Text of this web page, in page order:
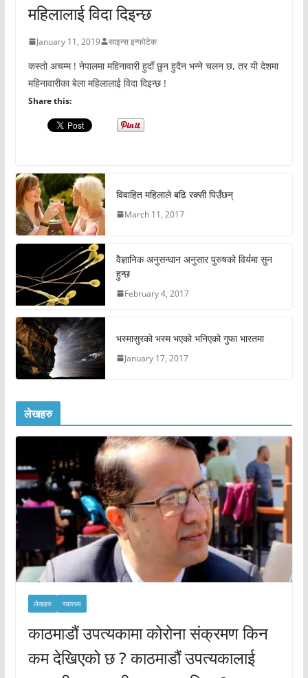
महिलालाई विदा दिइन्छ
January 11, 2019 साइन्स इन्फोटेक
कस्तो अचम्म ! नेपालमा महिनावारी हुदाँ छुन हुदैन भन्ने चलन छ, तर यी देशमा
महिनावारीका बेला महिलालाई विदा दिइन्छ !
Share this:
विवाहित महिलाले बढि रक्सी पिउँछन्
March 11, 2017
वैज्ञानिक अनुसन्धान अनुसार पुरुषको विर्यमा सुन
हुन्छ
February 4, 2017
भस्मासुरको भस्म भएको भनिएको गुफा भारतमा
January 17, 2017
लेखहरु
लेखहरु स्वास्थ्य
काठमाडौं उपत्यकामा कोरोना संक्रमण किन
कम देखिएको छ ? काठमाडौं उपत्यकालाई